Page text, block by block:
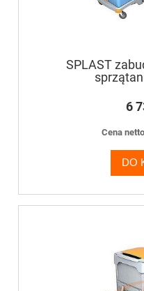
SPLAST
6
Cena
DO